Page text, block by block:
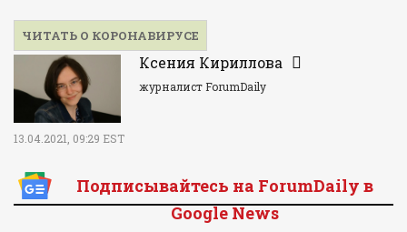
ЧИТАТЬ О КОРОНАВИРУСЕ
Ксения Кириллова
журналист ForumDaily
13.04.2021, 09:29 EST
Подписывайтесь на ForumDaily в
Google News